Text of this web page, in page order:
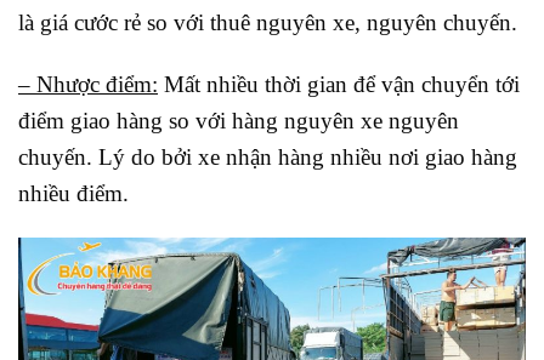
là giá cước rẻ so với thuê nguyên xe, nguyên chuyến.
– Nhược điểm: Mất nhiều thời gian để vận chuyển tới
điểm giao hàng so với hàng nguyên xe nguyên
chuyến. Lý do bởi xe nhận hàng nhiều nơi giao hàng
nhiều điểm.